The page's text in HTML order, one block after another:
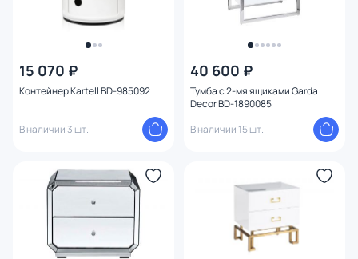
15 070 ₽
Контейнер Kartell BD-985092
В наличии 3 шт.
40 600 ₽
Тумба с 2-мя ящиками Garda
Decor BD-1890085
В наличии 15 шт.